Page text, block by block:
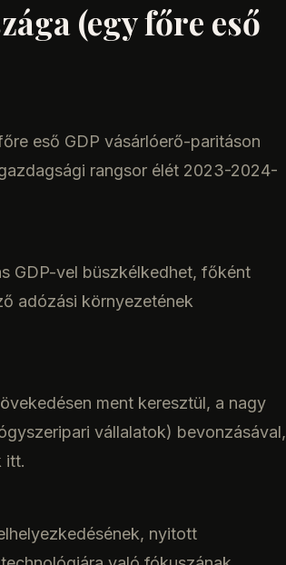
(egy főre eső
eső GDP vásárlóerő-paritáson
rangsor élét 2023-2024-
GDP-vel büszkélkedhet, főként
adózási környezetének
ment keresztül, a nagy
vállalatok) bevonzásával,
itt.
nyitott